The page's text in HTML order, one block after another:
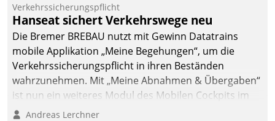
Verkehrssicherungspflicht
Hanseat sichert Verkehrswege neu
Die Bremer BREBAU nutzt mit Gewinn Datatrains
mobile Applikation „Meine Begehungen“, um die
Verkehrssicherungspflicht in ihren Beständen
wahrzunehmen. Mit „Meine Abnahmen & Übergaben“
ist nun ein weiteres Modul des Mobilen Cockpits im
Einsatz.
Andreas Lerchner